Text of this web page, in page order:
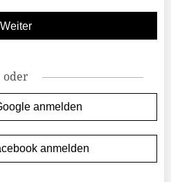
oder
anmelden
anmelden